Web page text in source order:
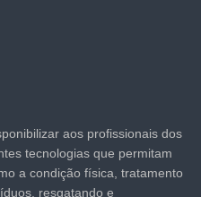
aos profissionais dos
tecnologias que permitam
a condição física, tratamento
resgatando e